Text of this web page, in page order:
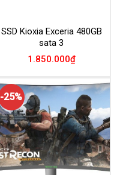
SSD Kioxia Exceria 480GB
sata 3
1.850.000₫
-25%